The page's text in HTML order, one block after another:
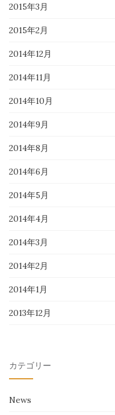
2015年3月
2015年2月
2014年12月
2014年11月
2014年10月
2014年9月
2014年8月
2014年6月
2014年5月
2014年4月
2014年3月
2014年2月
2014年1月
2013年12月
カテゴリー
News